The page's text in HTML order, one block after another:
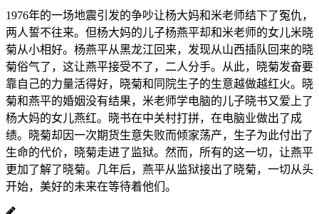
1976年的一场地震引发的争吵让杨大妈和米老师结下了冤仇，
两人誓不往来。但杨大妈的儿子杨燕平却和米老师的女儿米晓
菊从小相好。杨燕平从黑龙江回来，发现从山西插队回来的晓
菊俗气了，这让燕平接受不了，二人分手。从此，晓菊发奋要
靠自己的力量活得好，晓菊和同院生子的生意越做越红火。晓
菊和燕平的婚姻没有结果，米老师学电脑的儿子晓书又爱上了
杨大妈的女儿燕红。晓书在中关村打拼，在电脑业做出了成
绩。晓菊却因一次期货生意失败而倾家荡产，生子为此付出了
生命的代价，晓菊走进了监狱。然而，所有的这一切，让燕平
更加了解了晓菊。几年后，燕平从监狱接出了晓菊，一切从头
开始，美好的未来在等待着他们。